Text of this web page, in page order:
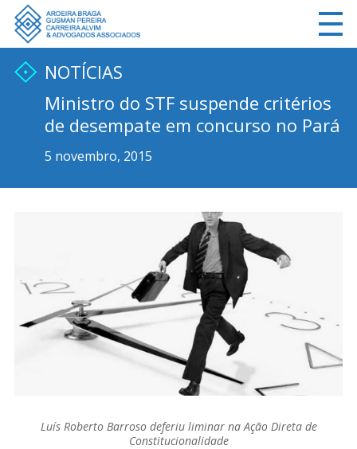
NOTÍCIAS
Ministro do STF suspende critérios
de desempate em concurso no Pará
5 novembro, 2015
Luís Roberto Barroso deferiu liminar na Ação Direta de
Constitucionalidade